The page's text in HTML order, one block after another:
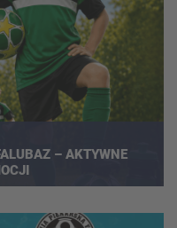
– AKTYWNE